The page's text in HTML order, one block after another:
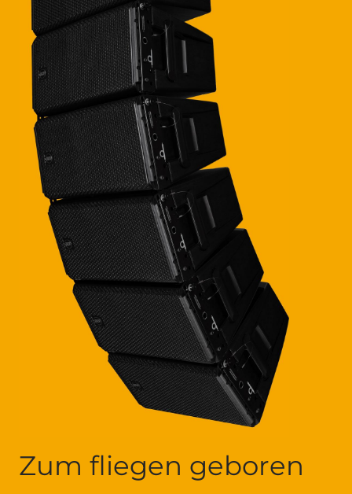
Zum fliegen geboren